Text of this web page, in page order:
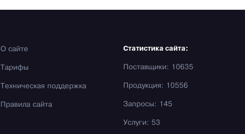
О сайте
Тарифы
Техническая поддержка
Правила сайта
Статистика сайта:
Поставщики: 10635
Продукция: 10556
Запросы: 145
Услуги: 53